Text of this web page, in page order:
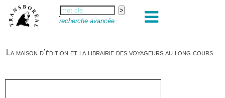
recherche avancée
La maison d’édition et la librairie des voyageurs au long cours